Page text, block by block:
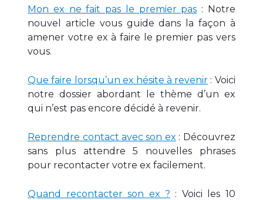
Mon ex ne fait pas le premier pas : Notre
nouvel article vous guide dans la façon à
amener votre ex à faire le premier pas vers
vous.
Que faire lorsqu’un ex hésite à revenir : Voici
notre dossier abordant le thème d’un ex
qui n’est pas encore décidé à revenir.
Reprendre contact avec son ex : Découvrez
sans plus attendre 5 nouvelles phrases
pour recontacter votre ex facilement.
Quand recontacter son ex ? : Voici les 10